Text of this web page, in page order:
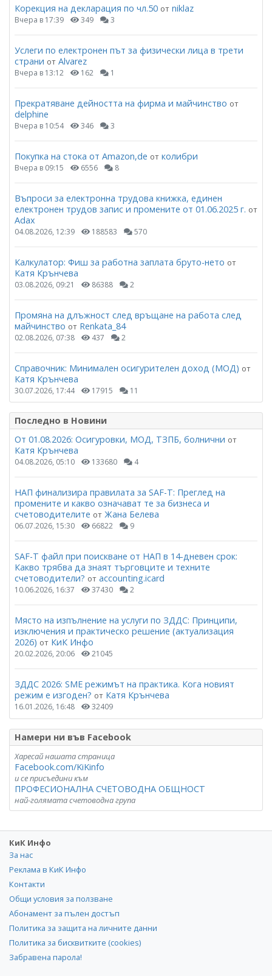
Корекция на декларация по чл.50 от niklaz
Вчера в 17:39 349 3
Услеги по електронен път за физически лица в трети
страни от Alvarez
Вчера в 13:12 162 1
Прекратяване дейността на фирма и майчинство от
delphine
Вчера в 10:54 346 3
Покупка на стока от Amazon,de от колибри
Вчера в 09:15 6556 8
Въпроси за електронна трудова книжка, единен
електронен трудов запис и промените от 01.06.2025 г. от
Adax
04.08.2026, 12:39 188583 570
Калкулатор: Фиш за работна заплата бруто-нето от
Катя Крънчева
03.08.2026, 09:21 86388 2
Промяна на длъжност след връщане на работа след
майчинство от Renkata_84
02.08.2026, 07:38 437 2
Справочник: Минимален осигурителен доход (МОД) от
Катя Крънчева
30.07.2026, 17:44 17915 11
Последно в Новини
От 01.08.2026: Осигуровки, МОД, ТЗПБ, болнични от
Катя Крънчева
04.08.2026, 05:10 133680 4
НАП финализира правилата за SAF-T: Преглед на
промените и какво означават те за бизнеса и
счетоводителите от Жана Белева
06.07.2026, 15:30 66822 9
SAF-T файл при поискване от НАП в 14-дневен срок:
Какво трябва да знаят търговците и техните
счетоводители? от accounting.icard
10.06.2026, 16:37 37430 2
Място на изпълнение на услуги по ЗДДС: Принципи,
изключения и практическо решение (актуализация
2026) от КиК Инфо
20.02.2026, 20:06 21045
ЗДДС 2026: SME режимът на практика. Кога новият
режим е изгоден? от Катя Крънчева
16.01.2026, 16:48 32409
Намери ни във Facebook
Харесай нашата страница
Facebook.com/KiKinfo
и се присъедини към
ПРОФЕСИОНАЛНА СЧЕТОВОДНА ОБЩНОСТ
най-голямата счетоводна група
КиК Инфо
За нас
Реклама в КиК Инфо
Контакти
Общи условия за ползване
Абонамент за пълен достъп
Политика за защита на личните данни
Политика за бисквитките (cookies)
Забравена парола!